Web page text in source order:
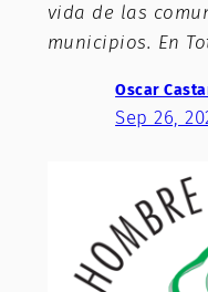
vida de las
municipios. En
Oscar
Sep 26,